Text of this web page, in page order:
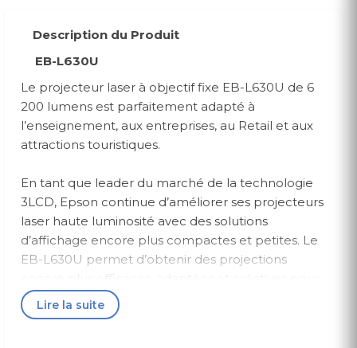
Description du Produit
EB-L630U
Le projecteur laser à objectif fixe EB-L630U de 6
200 lumens est parfaitement adapté à
l’enseignement, aux entreprises, au Retail et aux
attractions touristiques.
En tant que leader du marché de la technologie
3LCD, Epson continue d’améliorer ses projecteurs
laser haute luminosité avec des solutions
d’affichage encore plus compactes et petites. Le
EB-L630U permet d’obtenir des projections
de nombreux secteurs.
6 200 lumens de luminosité
Lire la suite